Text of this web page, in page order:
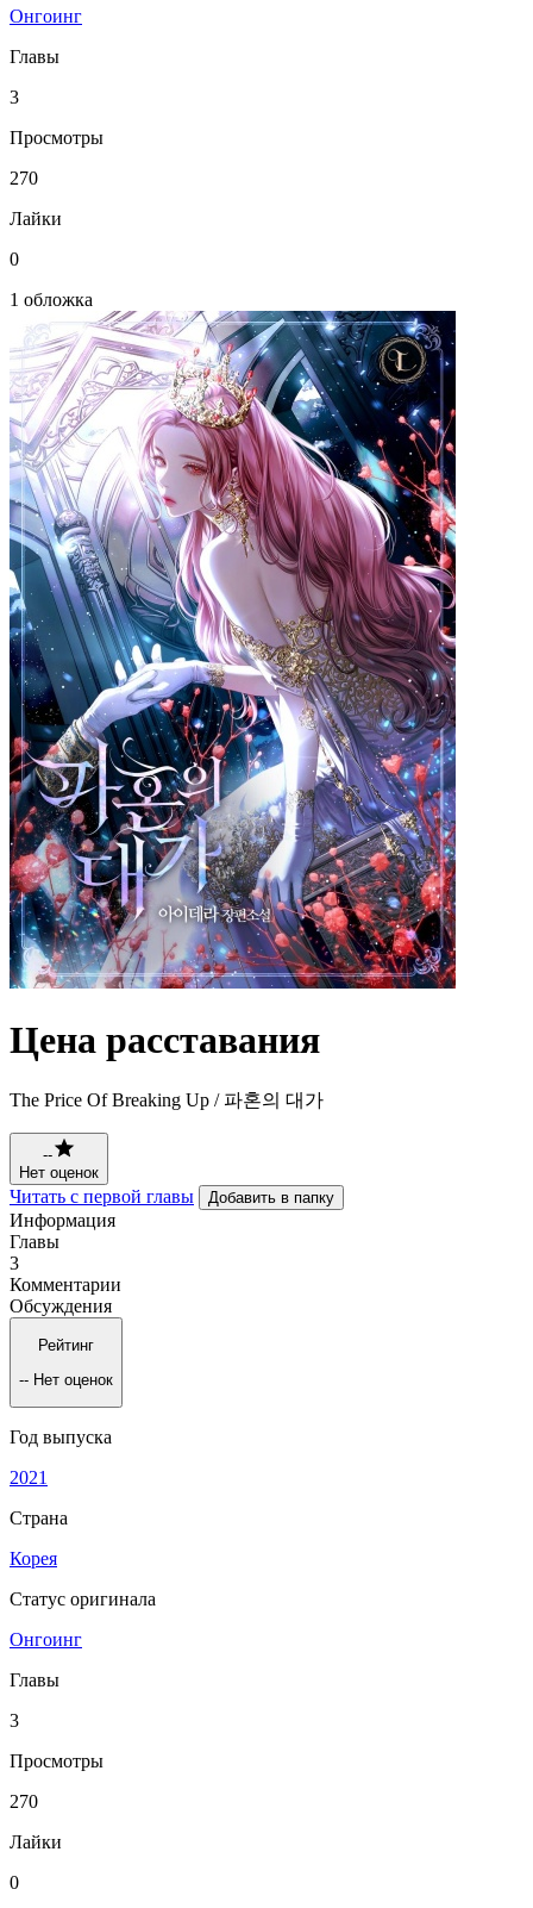
Онгоинг
Главы
3
Просмотры
270
Лайки
0
1 обложка
Цена расставания
The Price Of Breaking Up / 파혼의 대가
--
Нет оценок
Читать с первой главы Добавить в папку
Информация
Главы
3
Комментарии
Обсуждения
Рейтинг
-- Нет оценок
Год выпуска
2021
Страна
Корея
Статус оригинала
Онгоинг
Главы
3
Просмотры
270
Лайки
0